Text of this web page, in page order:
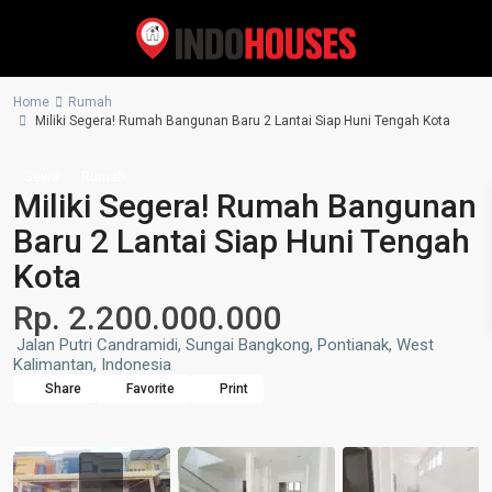
Home
Rumah
Miliki Segera! Rumah Bangunan Baru 2 Lantai Siap Huni Tengah Kota
Miliki Segera! Rumah Bangunan
Baru 2 Lantai Siap Huni Tengah
Kota
Rp. 2.200.000.000
Jalan Putri Candramidi, Sungai Bangkong, Pontianak, West
Kalimantan, Indonesia
Share Favorite Print